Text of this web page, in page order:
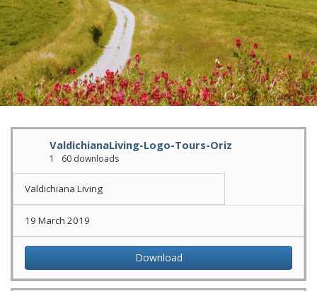
ValdichianaLiving-Logo-Tours-Oriz
1 60 downloads
Valdichiana Living
19 March 2019
Download